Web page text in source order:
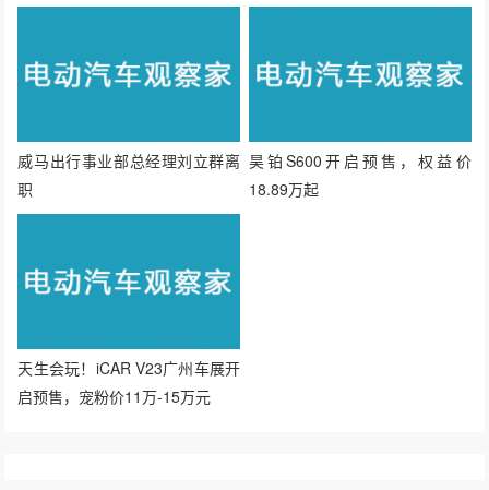
威马出行事业部总经理刘立群离
职
昊铂S600开启预售，权益价
18.89万起
天生会玩！iCAR V23广州车展开
启预售，宠粉价11万-15万元